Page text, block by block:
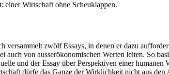
einer Wirtschaft ohne Scheuklappen.
zwölf Essays, in denen er dazu
von ausserökonomischen Werten leiten. So
und der Essay über Perspektiven einer
dürfe das Ganze der Wirklichkeit nicht aus